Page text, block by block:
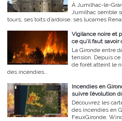
À Jumilhac-le-
Jumilhac semble
tours, ses toits d’ardoise, ses lucarnes
Vigilance noire et
ce qu’il faut savoir
La Gironde entre
tension. Depuis
de forêt atteint le
des incendies...
Incendies en
suivre l’évolution
Découvrez les
des incendies en
FeuxGironde,